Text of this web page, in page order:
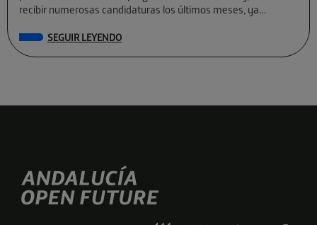
recibir numerosas candidaturas los últimos meses, ya
SEGUIR LEYENDO